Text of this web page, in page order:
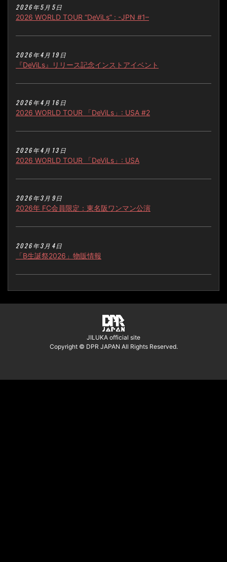
2026年5月5日
2026 WORLD TOUR “DeViLs” : -JPN #1–
2026年4月19日
『DeViLs』リリース記念インストアイベント
2026年4月16日
2026 WORLD TOUR 「DeViLs」: USA #2
2026年4月13日
2026 WORLD TOUR 「DeViLs」: USA
2026年3月9日
2026年 FC会員限定：東名阪ワンマン公演
2026年3月4日
「B生誕祭2026」物販情報
JILUKA official site
Copyright © DPR JAPAN All Rights Reserved.